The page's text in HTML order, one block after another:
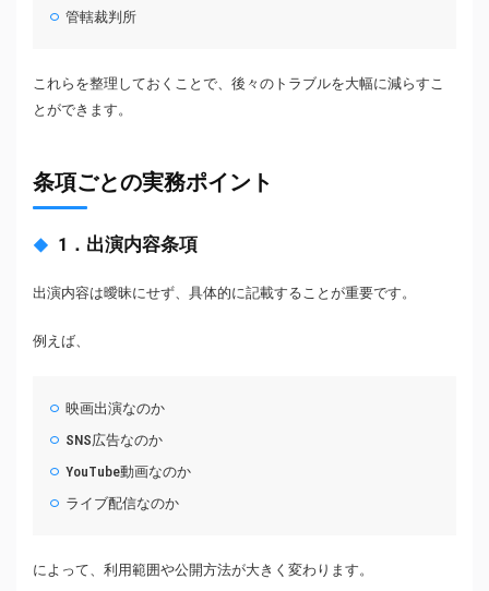
管轄裁判所
これらを整理しておくことで、後々のトラブルを大幅に減らすこ
とができます。
条項ごとの実務ポイント
1．出演内容条項
出演内容は曖昧にせず、具体的に記載することが重要です。
例えば、
映画出演なのか
SNS広告なのか
YouTube動画なのか
ライブ配信なのか
によって、利用範囲や公開方法が大きく変わります。